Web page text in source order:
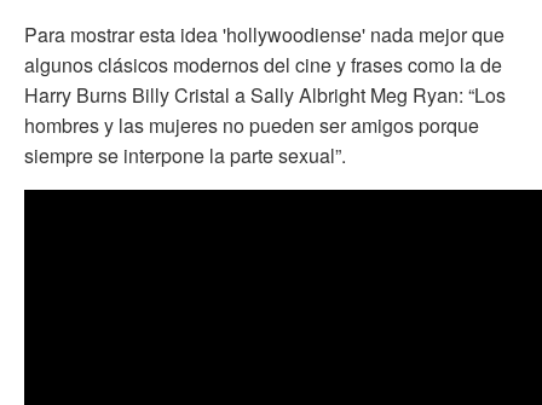
Para mostrar esta idea 'hollywoodiense' nada mejor que
algunos clásicos modernos del cine y frases como la de
Harry Burns Billy Cristal a Sally Albright Meg Ryan: “Los
hombres y las mujeres no pueden ser amigos porque
siempre se interpone la parte sexual”.